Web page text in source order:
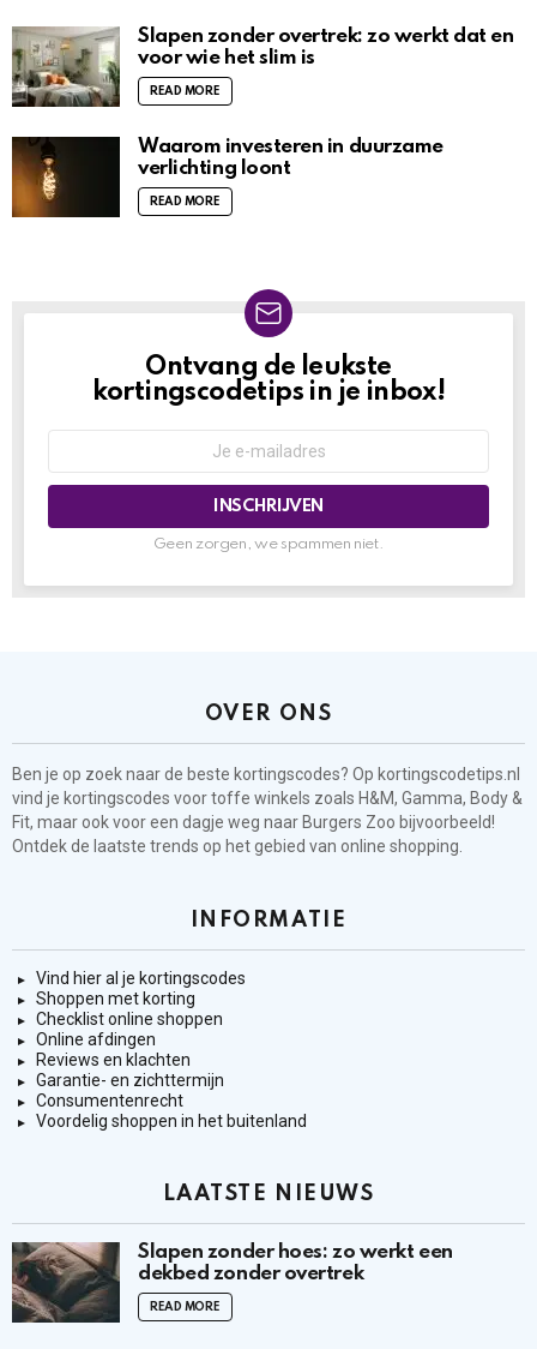
Slapen zonder overtrek: zo werkt dat en
voor wie het slim is
READ MORE
Waarom investeren in duurzame
verlichting loont
READ MORE
NIEUWSBRIEFOntvang de leukste
kortingscodetips in je inbox!
Geen zorgen, we spammen niet.
OVER ONS
Ben je op zoek naar de beste kortingscodes? Op kortingscodetips.nl
vind je kortingscodes voor toffe winkels zoals H&M, Gamma, Body &
Fit, maar ook voor een dagje weg naar Burgers Zoo bijvoorbeeld!
Ontdek de laatste trends op het gebied van online shopping.
INFORMATIE
Vind hier al je kortingscodes
Shoppen met korting
Checklist online shoppen
Online afdingen
Reviews en klachten
Garantie- en zichttermijn
Consumentenrecht
Voordelig shoppen in het buitenland
LAATSTE NIEUWS
Slapen zonder hoes: zo werkt een
dekbed zonder overtrek
READ MORE